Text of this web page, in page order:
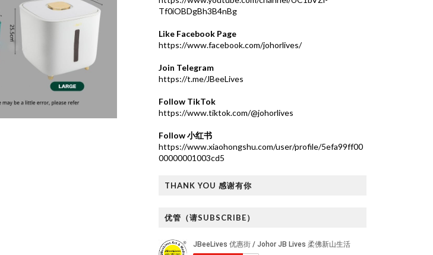
Tf0iOBDgBh3B4nBg
Like Facebook Page
https://www.facebook.com/johorlives/
Join Telegram
https://t.me/JBeeLives
Follow TikTok
https://www.tiktok.com/@johorlives
Follow 小红书
https://www.xiaohongshu.com/user/profile/5efa99ff00
00000001003cd5
THANK YOU 感谢有你
优管（请SUBSCRIBE）